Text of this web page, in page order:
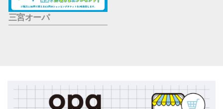
三宮オーパ